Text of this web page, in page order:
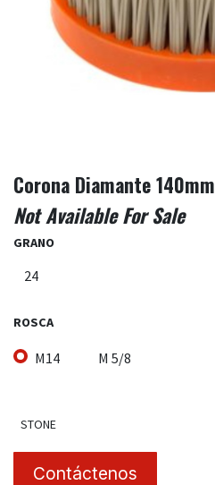
Corona Diamante 140mm
Not Available For Sale
GRANO
ROSCA
M14 M 5/8
STONE
Contáctenos